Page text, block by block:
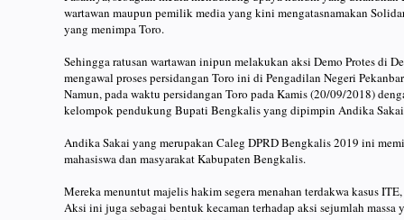
wartawan maupun pemilik media yang kini mengatasnamakan
yang menimpa Toro.
Sehingga ratusan wartawan inipun melakukan aksi Demo Protes di
mengawal proses persidangan Toro ini di Pengadilan Negeri
Namun, pada waktu persidangan Toro pada Kamis (20/09/2018)
kelompok pendukung Bupati Bengkalis yang dipimpin Andika
Andika Sakai yang merupakan Caleg DPRD Bengkalis 2019 ini
mahasiswa dan masyarakat Kabupaten Bengkalis.
Mereka menuntut majelis hakim segera menahan terdakwa kasus
Aksi ini juga sebagai bentuk kecaman terhadap aksi sejumlah massa